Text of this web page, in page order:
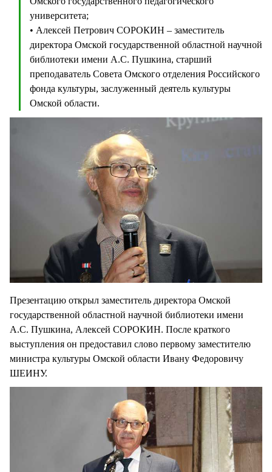
университета;
• Алексей Петрович СОРОКИН – заместитель
директора Омской государственной областной научной
библиотеки имени А.С. Пушкина, старший
преподаватель Совета Омского отделения Российского
фонда культуры, заслуженный деятель культуры
Омской области.
Презентацию открыл заместитель директора Омской
государственной областной научной библиотеки имени
А.С. Пушкина, Алексей СОРОКИН. После краткого
выступления он предоставил слово первому заместителю
министра культуры Омской области Ивану Федоровичу
ШЕИНУ.